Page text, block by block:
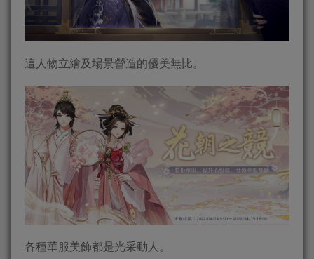
這人物立繪及場景營造的優美無比。
各種華服美飾都是光采動人。